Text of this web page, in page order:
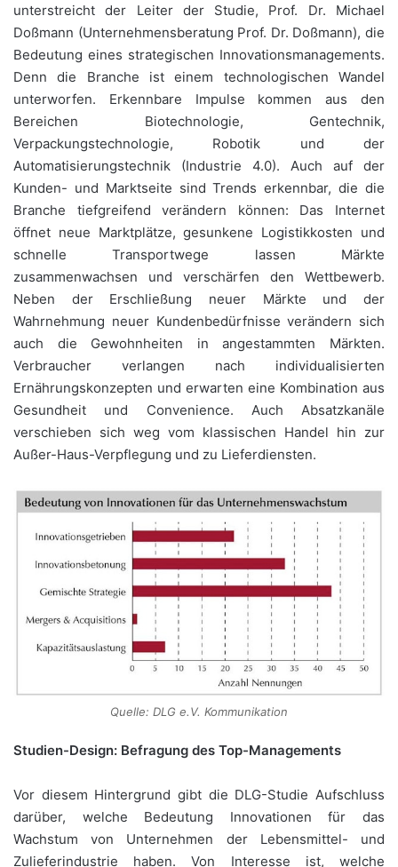
unterstreicht der Leiter der Studie, Prof. Dr. Michael
Doßmann (Unternehmensberatung Prof. Dr. Doßmann), die
Bedeutung eines strategischen Innovationsmanagements.
Denn die Branche ist einem technologischen Wandel
unterworfen. Erkennbare Impulse kommen aus den
Bereichen Biotechnologie, Gentechnik,
Verpackungstechnologie, Robotik und der
Automatisierungstechnik (Industrie 4.0). Auch auf der
Kunden- und Marktseite sind Trends erkennbar, die die
Branche tiefgreifend verändern können: Das Internet
öffnet neue Marktplätze, gesunkene Logistikkosten und
schnelle Transportwege lassen Märkte
zusammenwachsen und verschärfen den Wettbewerb.
Neben der Erschließung neuer Märkte und der
Wahrnehmung neuer Kundenbedürfnisse verändern sich
auch die Gewohnheiten in angestammten Märkten.
Verbraucher verlangen nach individualisierten
Ernährungskonzepten und erwarten eine Kombination aus
Gesundheit und Convenience. Auch Absatzkanäle
verschieben sich weg vom klassischen Handel hin zur
Außer-Haus-Verpflegung und zu Lieferdiensten.
Quelle: DLG e.V. Kommunikation
Studien-Design: Befragung des Top-Managements
Vor diesem Hintergrund gibt die DLG-Studie Aufschluss
darüber, welche Bedeutung Innovationen für das
Wachstum von Unternehmen der Lebensmittel- und
Zulieferindustrie haben. Von Interesse ist, welche